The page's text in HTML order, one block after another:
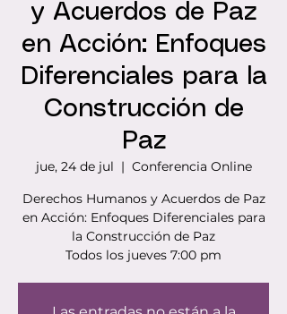
y Acuerdos de Paz
en Acción: Enfoques
Diferenciales para la
Construcción de
Paz
jue, 24 de jul
  |
Conferencia Online
Derechos Humanos y Acuerdos de Paz
en Acción: Enfoques Diferenciales para
la Construcción de Paz
Todos los jueves 7:00 pm